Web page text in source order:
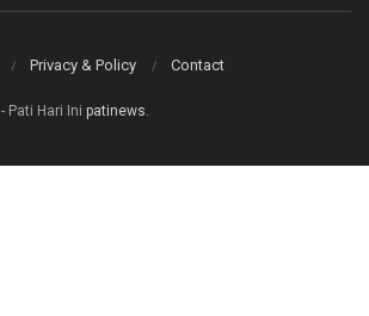
Privacy & Policy Contact
- Pati Hari Ini patinews.